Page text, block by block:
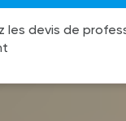
les devis de